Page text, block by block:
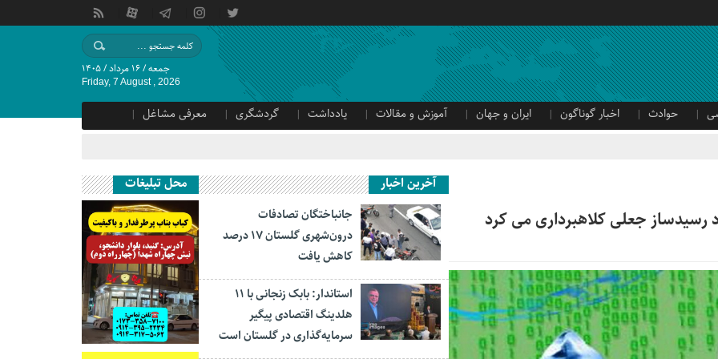
جمعه / ۱۶ مرداد / ۱۴۰۵
Friday, 7 August , 2026
حوادث اخبار گوناگون ایران و جهان آموزش و مقالات یادداشت گردشگری
معرفی مشاغل
جعلی کلاهبرداری می کرد
آخرین اخبار
جانباختگان تصادفات
درون‌شهری گلستان ۱۷ درصد
کاهش یافت
استاندار: بابک زنجانی با ۱۱
هلدینگ اقتصادی پیگیر
سرمایه‌گذاری در گلستان است
محل تبلیغات